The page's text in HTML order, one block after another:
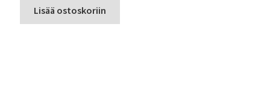
Lisää ostoskoriin